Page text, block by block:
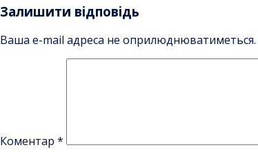
Залишити відповідь
Ваша e-mail адреса не оприлюднюватиметься.
Коментар *